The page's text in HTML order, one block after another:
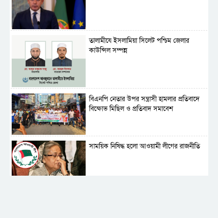
‎তালামীযে ইসলামিয়া সিলেট পশ্চিম জেলার
কাউন্সিল সম্পন্ন
বিএনপি নেতার উপর সন্ত্রাসী হামলার প্রতিবাদে
বিক্ষোভ মিছিল ও প্রতিবাদ সমাবেশ
সাময়িক নিষিদ্ধ হলো আওয়ামী লীগের রাজনীতি